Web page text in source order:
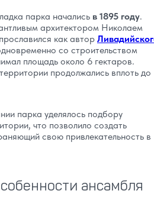
парка начались в 1895 году.
архитектором Николаем
как автор
со строительством
площадь около 6 гектаров.
продолжались вплоть до
парка уделялось подбору
что позволило создать
свою привлекательность в
ансамбля